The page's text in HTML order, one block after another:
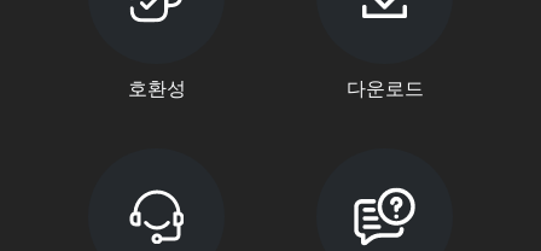
호환성 다운로드